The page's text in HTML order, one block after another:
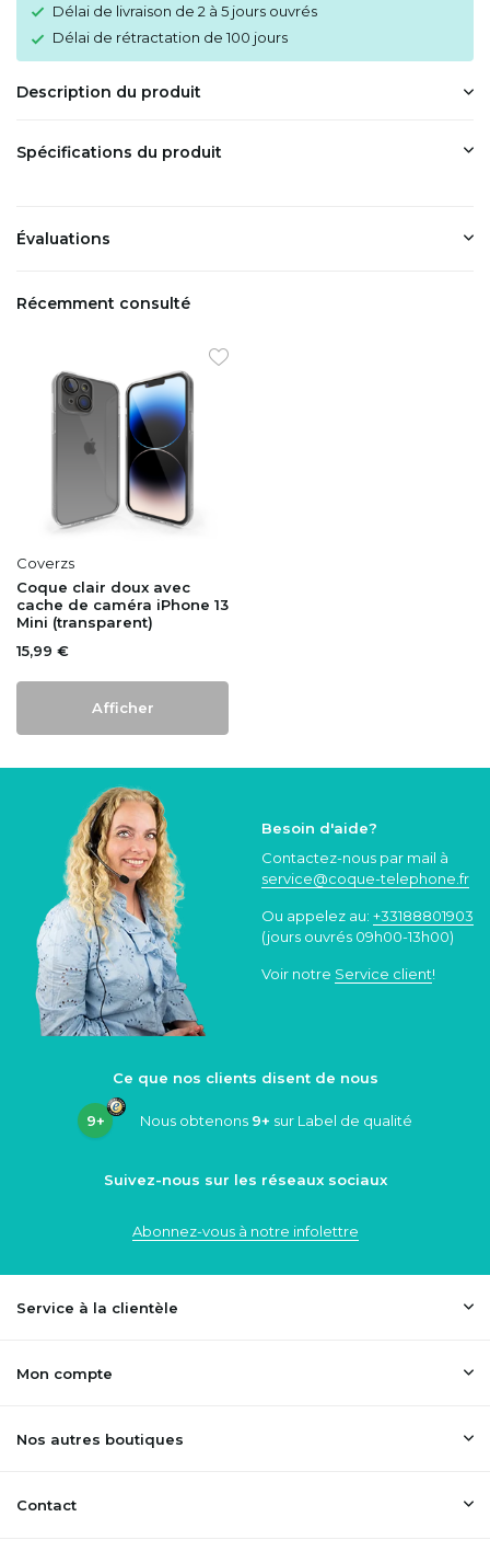
Délai de livraison de 2 à 5 jours ouvrés
Délai de rétractation de 100 jours
Description du produit
Spécifications du produit
Évaluations
Récemment consulté
Coverzs
Coque clair doux avec
cache de caméra iPhone 13
Mini (transparent)
15,99 €
Afficher
Besoin d'aide?
Contactez-nous par mail à
service@coque-telephone.fr
Ou appelez au: +33188801903
(jours ouvrés 09h00-13h00)
Voir notre Service client!
Ce que nos clients disent de nous
9+ Nous obtenons 9+ sur Label de qualité
Suivez-nous sur les réseaux sociaux
Abonnez-vous à notre infolettre
Service à la clientèle
Mon compte
Nos autres boutiques
Contact